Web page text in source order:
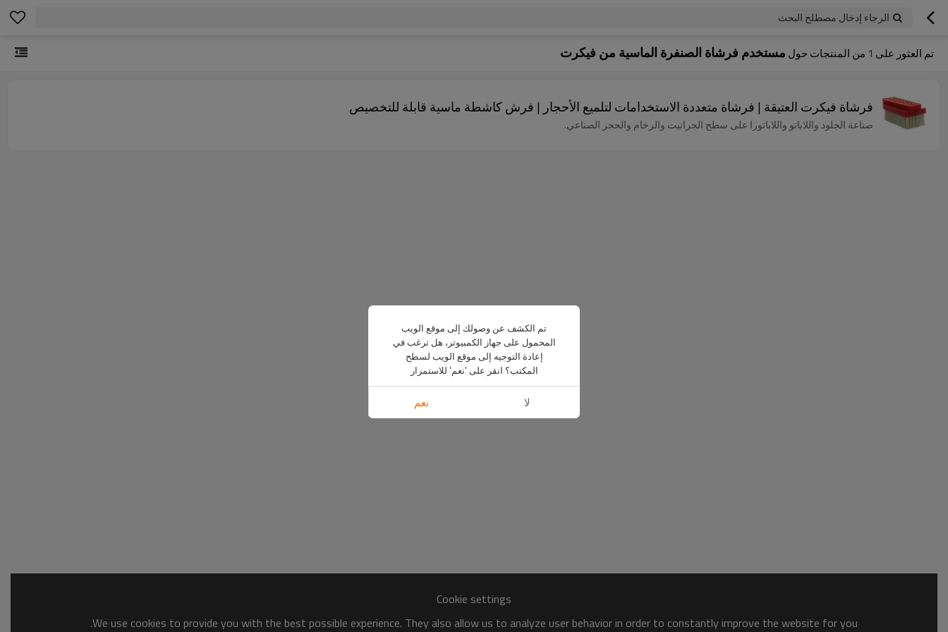
الرجاء إدخال مصطلح البحث
تم العثور على 1 من المنتجات حول مستخدم فرشاة الصنفرة الماسية من فيكرت
فرشاة فيكرت العتيقة | فرشاة متعددة الاستخدامات لتلميع الأحجار | فرش كاشطة ماسية قابلة للتخصيص
صناعة الجلود واللاباتو واللاباتورا على سطح الجرانيت والرخام والحجر الصناعي.
Cookie settings
We use cookies to provide you with the best possible experience. They also allow us to analyze user behavior in order to constantly improve the website for you.
تم الكشف عن وصولك إلى موقع الويب
المحمول على جهاز الكمبيوتر، هل ترغب في
إعادة التوجيه إلى موقع الويب لسطح
المكتب؟ انقر على 'نعم' للاستمرار
لا نعم